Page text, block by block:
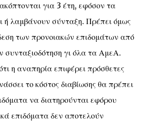
για 3 έτη, εφόσον τα
ή λαμβάνουν σύνταξη. Πρέπει όμως
των προνοιακών επιδομάτων από
συνταξιοδότηση γι όλα τα ΑμεΑ.
η αναπηρία επιφέρει πρόσθετες
το κόστος διαβίωσης θα πρέπει
να διατηρούνται εφόρου
επιδόματα δεν αποτελούν